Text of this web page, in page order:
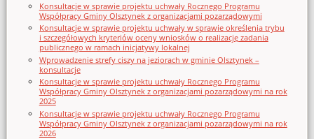
Konsultacje w sprawie projektu uchwały Rocznego Programu
Współpracy Gminy Olsztynek z organizacjami pozarządowymi
Konsultacje w sprawie projektu uchwały w sprawie określenia trybu
i szczegółowych kryteriów oceny wniosków o realizację zadania
publicznego w ramach inicjatywy lokalnej
Wprowadzenie strefy ciszy na jeziorach w gminie Olsztynek –
konsultacje
Konsultacje w sprawie projektu uchwały Rocznego Programu
Współpracy Gminy Olsztynek z organizacjami pozarządowymi na rok
2025
Konsultacje w sprawie projektu uchwały Rocznego Programu
Współpracy Gminy Olsztynek z organizacjami pozarządowymi na rok
2026